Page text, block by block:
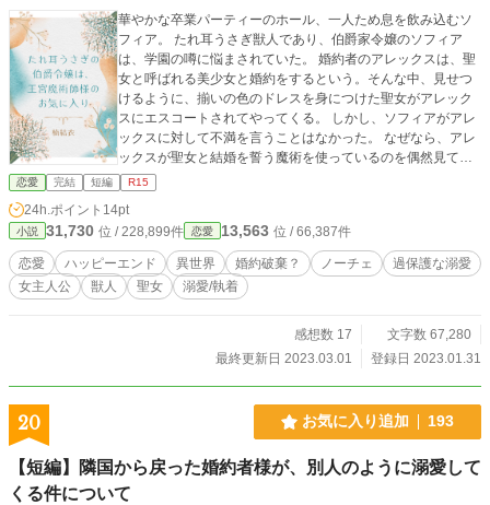
華やかな卒業パーティーのホール、一人ため息を飲み込むソ
フィア。 たれ耳うさぎ獣人であり、伯爵家令嬢のソフィア
は、学園の噂に悩まされていた。 婚約者のアレックスは、聖
女と呼ばれる美少女と婚約をするという。そんな中、見せつ
けるように、揃いの色のドレスを身につけた聖女がアレック
スにエスコートされてやってくる。 しかし、ソフィアがアレ
ックスに対して不満を言うことはなかった。 なぜなら、アレ
ックスが聖女と結婚を誓う魔術を使っているのを偶然見てし
まったから。 せめて、婚約破棄される瞬間は、アレックスの
お気に入りだったたれ耳が、可愛く見えるように願うソフィ
ア。 「ソフィーの耳は、ふわふわで気持ちいいね」 「ソフィ
ーはどれだけ僕を夢中にさせたいのかな……」 かつて掛けら
れた甘い言葉の数々が、ソフィアの胸を締め付ける。 執着し
ていたアレックスの真意とは？ソフィアの初恋の行方は？！
見た目に自信のない伯爵令嬢と、伯爵令嬢のたれ耳をこよな
先生兼、王宮魔術師の溺愛ハッピーエンドストーリーです。
＊全１６話＋番外編の予定です ＊あまあです（ざまあはあり
恋愛 完結 短編 R15
24h.ポイント 14pt
小説 31,730 位 / 228,899件 恋愛 13,563 位 / 66,387件
恋愛 ハッピーエンド 異世界 婚約破棄？ ノーチェ
過保護な溺愛
女主人公
獣人 聖女 溺愛/執着
感想数 17
文字数 67,280
最終更新日 2023.03.01
登録日 2023.01.31
20 お気に入り追加 193
【短編】隣国から戻った婚約者様が、別人のように溺愛して
くる件について